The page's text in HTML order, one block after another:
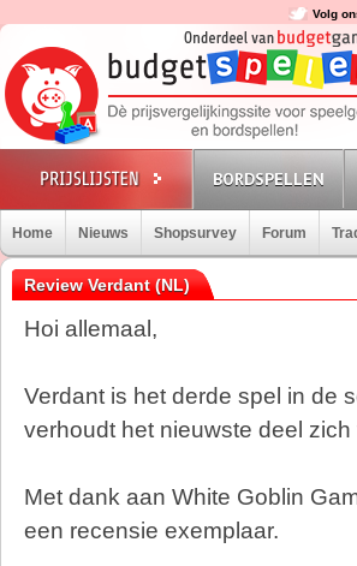
Volg
BORDSPELLEN
Home Nieuws Shopsurvey Forum
Review Verdant (NL)
Hoi allemaal,
Verdant is het derde spel in de
verhoudt het nieuwste deel
Met dank aan White Goblin
een recensie exemplaar.